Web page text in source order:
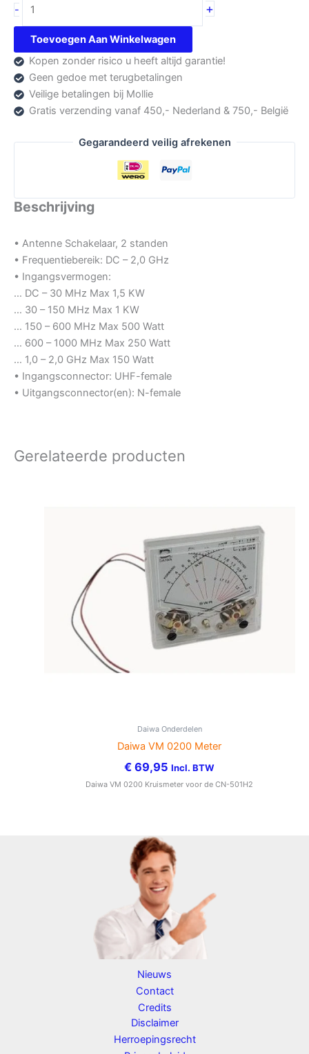
-
CS-
201GII
aantal
+
Toevoegen Aan Winkelwagen
Kopen zonder risico u heeft altijd garantie!
Geen gedoe met terugbetalingen
Veilige betalingen bij Mollie
Gratis verzending vanaf 450,- Nederland & 750,- België
Gegarandeerd veilig afrekenen
Beschrijving
• Antenne Schakelaar, 2 standen
• Frequentiebereik: DC – 2,0 GHz
• Ingangsvermogen:
… DC – 30 MHz Max 1,5 KW
… 30 – 150 MHz Max 1 KW
… 150 – 600 MHz Max 500 Watt
… 600 – 1000 MHz Max 250 Watt
… 1,0 – 2,0 GHz Max 150 Watt
• Ingangsconnector: UHF-female
• Uitgangsconnector(en): N-female
Gerelateerde producten
Daiwa Onderdelen
Daiwa VM 0200 Meter
€ 69,95 Incl. BTW
Daiwa VM 0200 Kruismeter voor de CN-501H2
Nieuws
Contact
Credits
Disclaimer
Herroepingsrecht